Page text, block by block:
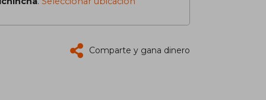
Comparte y gana dinero